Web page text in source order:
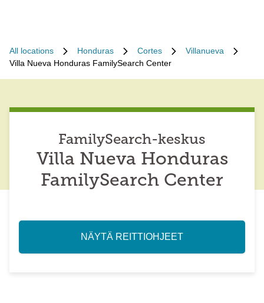
All locations Honduras Cortes
Villanueva
Villa Nueva Honduras FamilySearch Center
FamilySearch-keskus
Villa Nueva Honduras
FamilySearch Center
NÄYTÄ REITTIOHJEET